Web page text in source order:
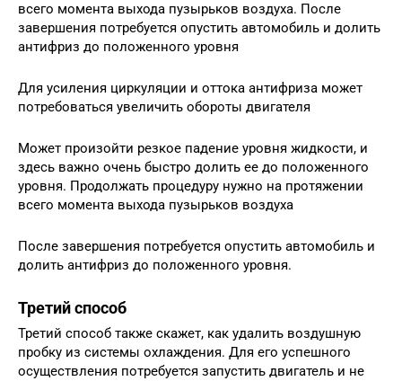
всего момента выхода пузырьков воздуха. После
завершения потребуется опустить автомобиль и долить
антифриз до положенного уровня
Для усиления циркуляции и оттока антифриза может
потребоваться увеличить обороты двигателя
Может произойти резкое падение уровня жидкости, и
здесь важно очень быстро долить ее до положенного
уровня. Продолжать процедуру нужно на протяжении
всего момента выхода пузырьков воздуха
После завершения потребуется опустить автомобиль и
долить антифриз до положенного уровня.
Третий способ
Третий способ также скажет, как удалить воздушную
пробку из системы охлаждения. Для его успешного
осуществления потребуется запустить двигатель и не